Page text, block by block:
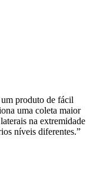
produto de fácil
uma coleta maior
na extremidade
níveis diferentes.”